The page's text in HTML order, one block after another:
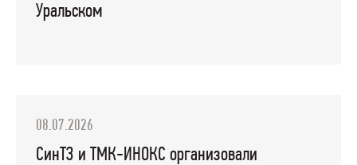
Уральском
08.07.2026
СинТЗ и ТМК-ИНОКС организовали